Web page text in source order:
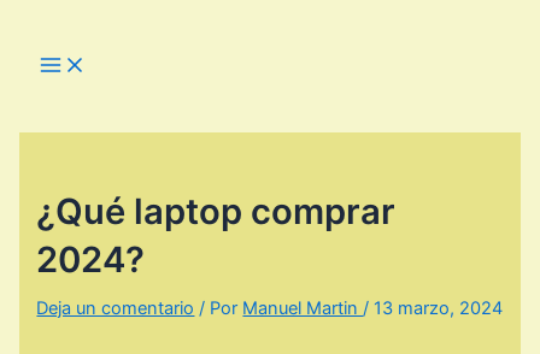
Main
Menu
¿Qué laptop comprar
2024?
Deja un comentario / Por Manuel Martin/13 marzo, 2024